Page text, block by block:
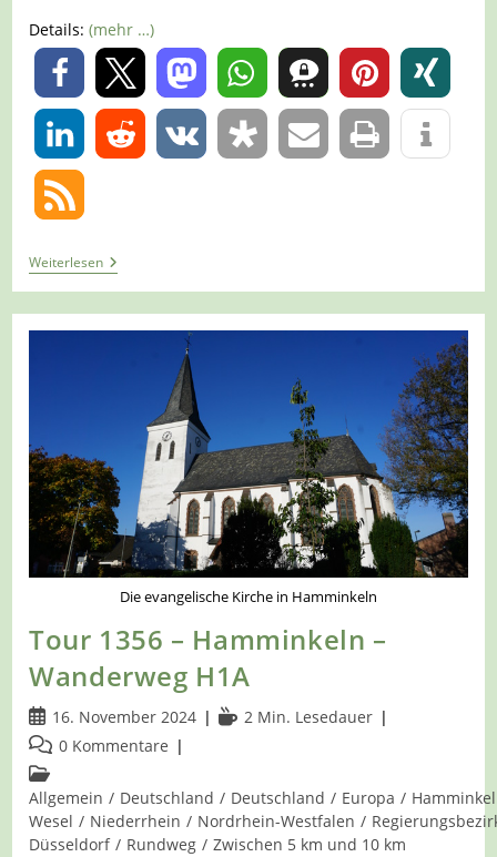
Details:(mehr …)
0
0
WeiterlesenTour
1357
–
Hamminkeln-
Wertherbruch
Wanderweg
Die evangelische Kirche in Hamminkeln
Tour 1356 – Hamminkeln –
Wanderweg H1A
Beitrag
veröffentlicht:
16. November 2024 Lesedauer:
2 Min. Lesedauer
Beitrags-
Kommentare:
0 Kommentare
Beitrags-
Kategorie:
Allgemein / Deutschland / Deutschland / Europa /
Wesel / Niederrhein / Nordrhein-Westfalen /
Düsseldorf / Rundweg / Zwischen 5 km und 10 km